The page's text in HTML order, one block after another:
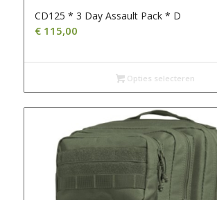
CD125 * 3 Day Assault Pack * D
€115,00
Opties selecteren